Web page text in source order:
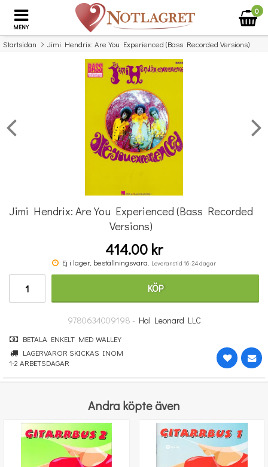
MENY
0
Startsidan Jimi Hendrix: Are You Experienced (Bass Recorded Versions)
Missa inte detta...
Povel vid pianot
251 kr
Jimi Hendrix: Are You Experienced (Bass Recorded
Versions)
414.00 kr
Ej i lager, beställningsvara. Leveranstid 16-24 dagar
KÖP
9780634009198 - Hal Leonard LLC
BETALA ENKELT MED WALLEY
LAGERVAROR SKICKAS INOM
1-2 ARBETSDAGAR
Andra köpte även